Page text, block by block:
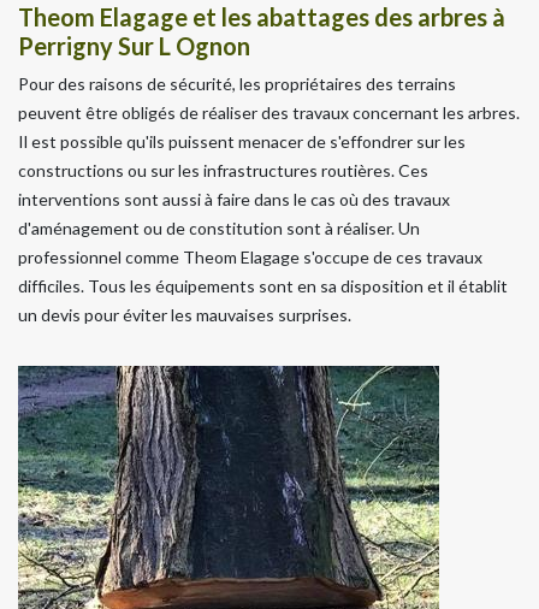
Theom Elagage et les abattages des arbres à
Perrigny Sur L Ognon
Pour des raisons de sécurité, les propriétaires des terrains
peuvent être obligés de réaliser des travaux concernant les arbres.
Il est possible qu'ils puissent menacer de s'effondrer sur les
constructions ou sur les infrastructures routières. Ces
interventions sont aussi à faire dans le cas où des travaux
d'aménagement ou de constitution sont à réaliser. Un
professionnel comme Theom Elagage s'occupe de ces travaux
difficiles. Tous les équipements sont en sa disposition et il établit
un devis pour éviter les mauvaises surprises.